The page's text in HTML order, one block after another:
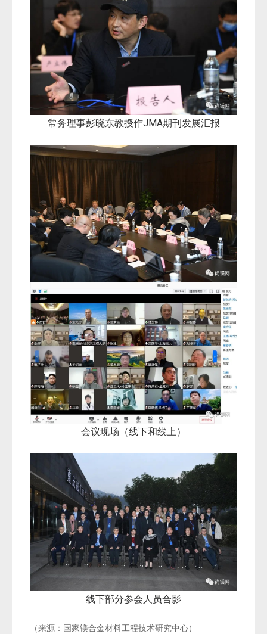
常务理事彭晓东教授作JMA期刊发展汇报
会议现场（线下和线上）
线下部分参会人员合影
（来源： 国家镁合金材料工程技术研究中心）